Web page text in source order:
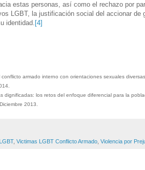
estas personas, así como el rechazo por
LGBT, la justificación social del accionar de
identidad. [4]
armado interno con orientaciones sexuales
dignificadas: los retos del enfoque diferencial para la
2013.
, Victimas LGBT Conflicto Armado Violencia por